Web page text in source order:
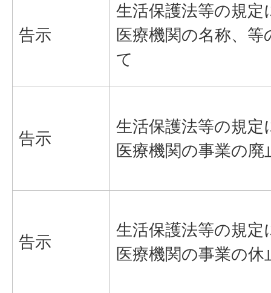
告示
生活保護法等の規定
医療機関の名称、
て
告示
生活保護法等の規定
医療機関の事業の
告示
生活保護法等の規定
医療機関の事業の